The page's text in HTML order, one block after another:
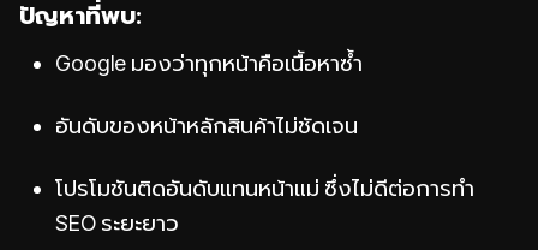
ปัญหาที่พบ:
Google มองว่าทุกหน้าคือเนื้อหาซ้ำ
อันดับของหน้าหลักสินค้าไม่ชัดเจน
โปรโมชันติดอันดับแทนหน้าแม่ ซึ่งไม่ดีต่อการทำ
SEO ระยะยาว